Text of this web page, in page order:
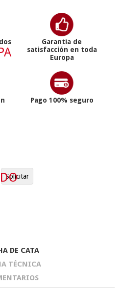
Garantía de
satisfacción en toda
Europa
Pago 100% seguro
DE CATA
TÉCNICA